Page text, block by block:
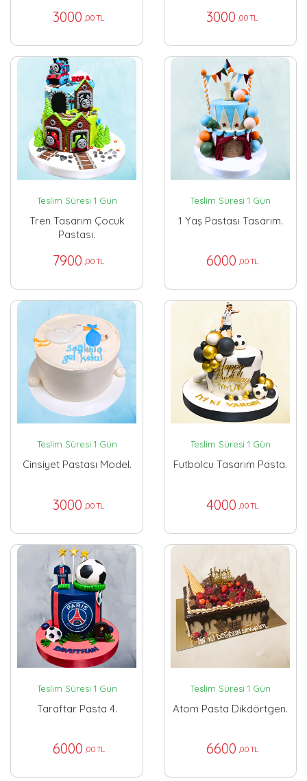
3000 ,00 TL 3000 ,00 TL
Teslim Süresi 1 Gün
Tren Tasarım Çocuk
Pastası.
7900 ,00 TL
Teslim Süresi 1 Gün
1 Yaş Pastası Tasarım.
6000 ,00 TL
Teslim Süresi 1 Gün
Cinsiyet Pastası Model.
3000 ,00 TL
Teslim Süresi 1 Gün
Futbolcu Tasarım Pasta.
4000 ,00 TL
Teslim Süresi 1 Gün
Taraftar Pasta 4.
6000 ,00 TL
Teslim Süresi 1 Gün
Atom Pasta Dikdörtgen.
6600 ,00 TL